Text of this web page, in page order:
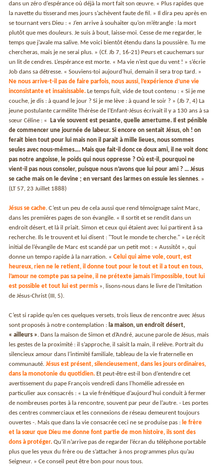
dans un zéro d’espérance où déjà la mort fait son œuvre. « Plus rapides que
la navette du tisserand mes jours s’achèvent faute de fil. » Il dira peu après en
se tournant vers Dieu : « J’en arrive à souhaiter qu’on m’étrangle : la mort
plutôt que mes douleurs. Je suis à bout, laisse-moi. Cesse de me regarder, le
temps que j’avale ma salive. Me voici bientôt étendu dans la poussière. Tu me
chercheras, mais je ne serai plus. » (Cf. Jb 7, 16-21) Peurs et cauchemars sur
un lit de cendres. L’espérance est morte. « Ma vie n’est que du vent ! » s’écrie
Job dans sa détresse. « Souviens-toi aujourd’hui, demain il sera trop tard. »
Ne nous arrive-t-il pas de faire parfois, nous aussi, l’expérience d’une vie
inconsistante et insaisissable. Le temps fuit, vide de tout contenu : « Si je me
couche, je dis : à quand le jour ? Si je me lève : à quand le soir ? » (Jb 7, 4) La
jeune postulante carmélite Thérèse de l’Enfant-Jésus écrivait il y a 130 ans à sa
sœur Céline : «
La vie souvent est pesante, quelle amertume. Il est pénible
de commencer une journée de labeur. Si encore on sentait Jésus, oh ! on
ferait bien tout pour lui mais non il parait à mille lieues, nous sommes
seules avec nous-mêmes…. Mais que fait-il donc ce doux ami, il ne voit donc
pas notre angoisse, le poids qui nous oppresse ? Où est-il, pourquoi ne
vient-il pas nous consoler, puisque nous n’avons que lui pour ami ? … Jésus
se cache mais on le devine ; en versant des larmes on essuie les siennes. »
(LT 57, 23 Juillet 1888)
Jésus se cache. C’est un peu de cela aussi que rend témoignage saint Marc,
dans les premières pages de son évangile. « Il sortit et se rendit dans un
endroit désert, et là il priait. Simon et ceux qui étaient avec lui partirent à sa
recherche. Ils le trouvent et lui disent : "Tout le monde te cherche." » Le récit
initial de l’évangile de Marc est scandé par un petit mot : « Aussitôt », qui
donne un tempo rapide à la narration. «Celui qui aime vole, court, est
heureux, rien ne le retient, il donne tout pour le tout et il a tout en tous,
l’amour ne compte pas sa peine, il ne prétexte jamais l’impossible, tout lui
est possible et tout lui est permis », lisons-nous dans le livre de l’Imitation
de Jésus-Christ (III, 5).
C’est si rapide qu’en ces quelques versets, trois lieux de rencontre avec Jésus
sont proposés à notre contemplation : la maison, un endroit désert,
« ailleurs ». Dans la maison de Simon et d’André, aucune parole de Jésus, mais
les gestes de la proximité : il s’approche, il saisit la main, il relève. Portrait du
silencieux amour dans l’intimité familiale, tableau de la vie fraternelle en
communauté.Jésus est présent, silencieusement, dans les jours ordinaires,
dans la monotonie du quotidien. Et peut-être est-il bon d’entendre cet
avertissement du pape François vendredi dans l’homélie adressée en
particulier aux consacrés : « La vie frénétique d’aujourd’hui conduit à fermer
de nombreuses portes à la rencontre, souvent par peur de l’autre. - Les portes
des centres commerciaux et les connexions de réseau demeurent toujours
ouvertes -. Mais que dans la vie consacrée ceci ne se produise pas : le frère
et la sœur que Dieu me donne font partie de mon histoire, ils sont des
dons à protéger. Qu’il n’arrive pas de regarder l’écran du téléphone portable
plus que les yeux du frère ou de s’attacher à nos programmes plus qu’au
Seigneur. » Ce conseil peut être bon pour nous tous.